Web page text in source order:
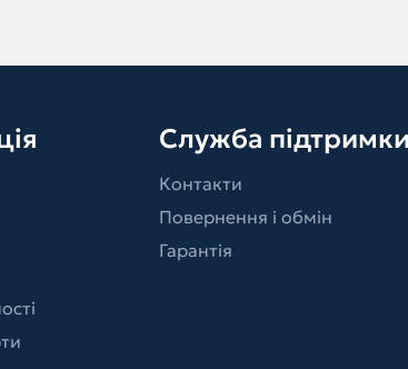
Служба підтримки
Контакти
Повернення і обмін
Гарантія